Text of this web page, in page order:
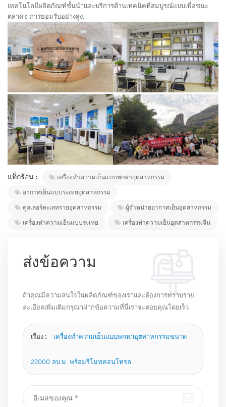
เทคโนโลยีผลิตภัณฑ์ชั้นนำและบริการด้านเทคนิคที่สมบูรณ์แบบเพื่อชนะ
ตลาด's การยอมรับอย่างสูง.
แท็กร้อน :
เครื่องทำความเย็นแบบพกพาอุตสาหกรรม
อากาศเย็นแบบระเหยอุตสาหกรรม
คูลเลอร์ทะเลทรายอุตสาหกรรม
ผู้จำหน่ายอากาศเย็นอุตสาหกรรม
เครื่องทำความเย็นแบบระเหย
เครื่องทำความเย็นอุตสาหกรรมจีน
ส่งข้อความ
ถ้าคุณมีความสนใจในผลิตภัณฑ์ของเราและต้องการทราบราย
ละเอียดเพิ่มเติมกรุณาฝากข้อความที่นี่เราจะตอบคุณโดยเร็ว
เรื่อง : เครื่องทำความเย็นแบบพกพาอุตสาหกรรมขนาด
22000 ลบ.ม. พร้อมรีโมทคอนโทรล